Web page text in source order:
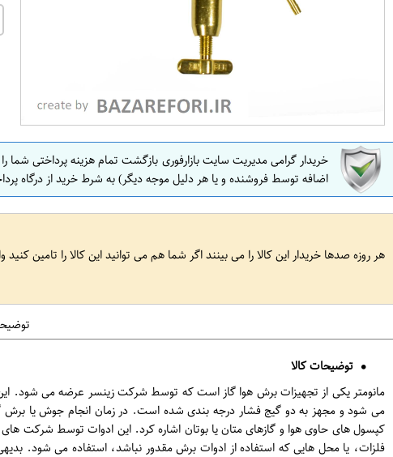
خریدار گرامی مدیریت سایت بازارفوری بازگشت تمام هزینه پرداختی
اضافه توسط فروشنده و یا هر دلیل موجه دیگر) به شرط خرید از درگاه
هر روزه صدها خریدار این کالا را می بینند اگر شما هم می توانید این کالا را تامین کنید
توضیحات کالا
مانومتر یکی از تجهیزات برش هوا گاز است که توسط شرکت زینسر عرضه می شود.
می شود و مجهز به دو گیج فشار درجه بندی شده است. در زمان انجام جوش یا برش گاز
کپسول های حاوی هوا و گازهای متان یا بوتان اشاره کرد. این ادوات توسط شرکت
فلزات، یا محل هایی که استفاده از ادوات برش مقدور نباشد، استفاده می شود.